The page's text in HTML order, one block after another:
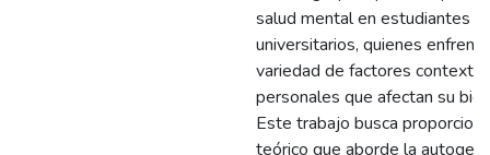
salud mental en estudiantes
universitarios, quienes
variedad de factores
personales que afectan su
Este trabajo busca
teórico que aborde la